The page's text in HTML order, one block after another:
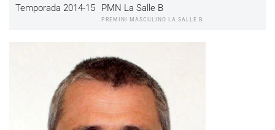
Temporada 2014-15 PMN La Salle B
PREMINI MASCULINO LA SALLE B